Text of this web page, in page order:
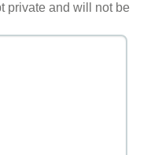
private and will not be